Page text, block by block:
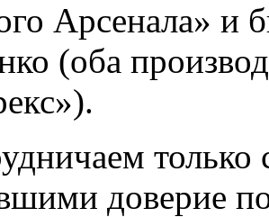
Арсенала» и
(оба
только
доверие